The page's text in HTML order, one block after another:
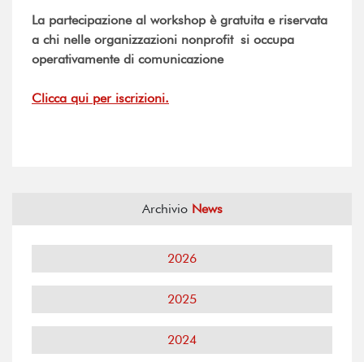
La partecipazione al workshop è gratuita e riservata
a chi nelle organizzazioni nonprofit si occupa
operativamente di comunicazione
Clicca qui per iscrizioni.
Archivio News
2026
2025
2024